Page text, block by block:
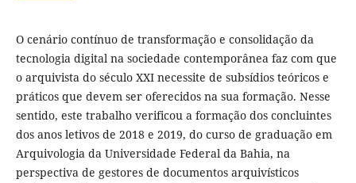
O cenário contínuo de transformação e consolidação da
tecnologia digital na sociedade contemporânea faz com que
o arquivista do século XXI necessite de subsídios teóricos e
práticos que devem ser oferecidos na sua formação. Nesse
sentido, este trabalho verificou a formação dos concluintes
dos anos letivos de 2018 e 2019, do curso de graduação em
Arquivologia da Universidade Federal da Bahia, na
perspectiva de gestores de documentos arquivísticos